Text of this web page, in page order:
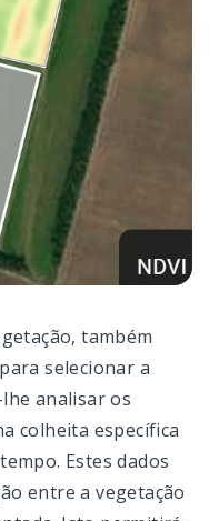
também
selecionar a
analisar os
colheita específica
Estes dados
entre a vegetação